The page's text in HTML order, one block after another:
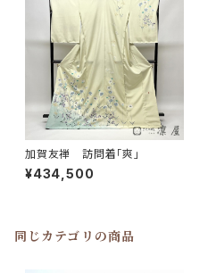
加賀友禅 訪問着「爽」
¥434,500
同じカテゴリの商品